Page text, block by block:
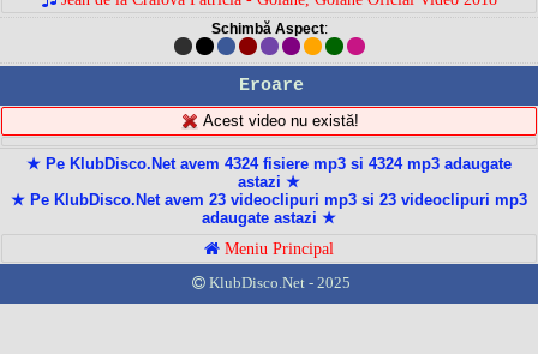
Schimbă Aspect:
Eroare
Acest video nu există!
★ Pe KlubDisco.Net avem 4324 fisiere mp3 si 4324 mp3 adaugate
astazi ★
★ Pe KlubDisco.Net avem 23 videoclipuri mp3 si 23 videoclipuri mp3
adaugate astazi ★
Meniu Principal
KlubDisco.Net - 2025